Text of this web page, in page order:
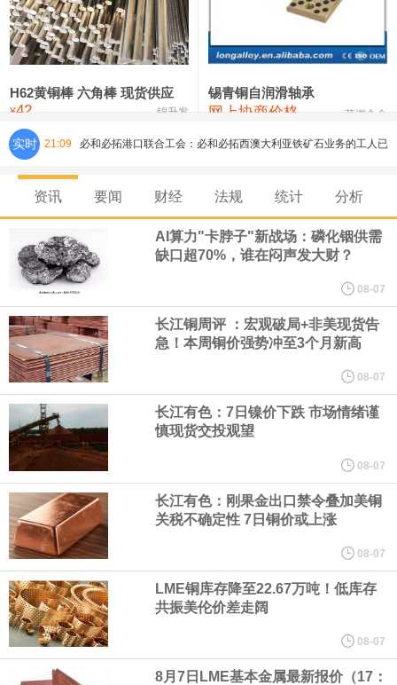
铸造铝合金锭(ZLD104) 24,300—24,500 24,400
压铸锌合金锭 26,500—26,700
氯化镍 38,300—40,300 39,300 0
H62黄铜棒 六角棒 现货供应
¥42 锦升发
锡青铜自润滑轴承
网上协商价格 芜湖合金
实时 21:09 必和必拓港口联合工会：必和必拓西澳大利亚铁矿石业务的工人已
通知，将于8月9日实施24小时停工。
8月7日，宇树科技董事长王兴兴网上路演时表示，报告期内，公司
研发费用金额分别为4,995.18万元、7,001.70万元、14,496.56万
元，最近3年复合增长率达70.36%，呈快速增长趋势，并形成多项
核心技术和知识产权。截至2026年1月31日，公司拥有262项专利权
（含境内发明专利20项）。
纽约期银日内涨4%，现报64.08美元/盎司。
宇树科技董事长、总经理兼首席技术官王兴兴在网上路演时表示，
经过多年研发创新和技术积累，公司逐步形成了包括一体化关节集
成技术、高紧凑度机器人身体集成技术、机器人激光雷达全自研核
心技术等多项已商业化应用的核心技术并已应用于公司的高性能通
用人形机器人、四足机器人等产品。
资讯 要闻 财经 法规 统计 分析
AI算力"卡脖子"新战场：磷化铟供需
缺口超70%，谁在闷声发大财？
08-07
长江铜周评 ：宏观破局+非美现货告
急！本周铜价强势冲至3个月新高
08-07
长江有色：7日镍价下跌 市场情绪谨
慎现货交投观望
08-07
长江有色：刚果金出口禁令叠加美铜
关税不确定性 7日铜价或上涨
08-07
LME铜库存降至22.67万吨！低库存
共振美伦价差走阔
08-07
8月7日LME基本金属最新报价（17：